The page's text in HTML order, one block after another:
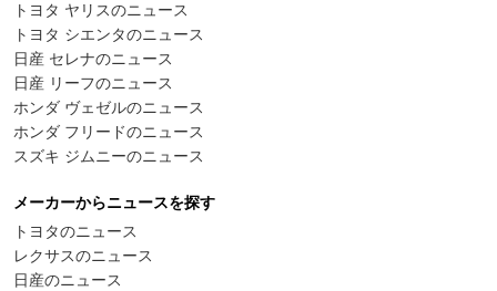
トヨタ ヤリスのニュース
トヨタ シエンタのニュース
日産 セレナのニュース
日産 リーフのニュース
ホンダ ヴェゼルのニュース
ホンダ フリードのニュース
スズキ ジムニーのニュース
メーカーからニュースを探す
トヨタのニュース
レクサスのニュース
日産のニュース